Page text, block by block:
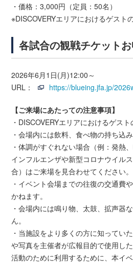
・価格：3,000円（定員：50名）
※DISCOVERYエリアにおけるゲスト
各試合の観戦チケット
2026年6月1日(月)12:00～
URL：
https://blueing.jfa.jp/
【ご来場にあたっての注意事項】
・DISCOVERYエリアにおけるゲスト
・会場内には飲料、食べ物の持ち込
・体調がすぐれない場合（例：発熱
インフルエンザや新型コロナウイル
合）はご来場を見合わせてください。
・イベント会場までの往復の交通費
かねます。
・会場内には鳴り物、太鼓、拡声器
ん。
・当施設をより多くの方に知ってい
や写真を主催者が広報目的で使用し
活動のために利用するために、本イ